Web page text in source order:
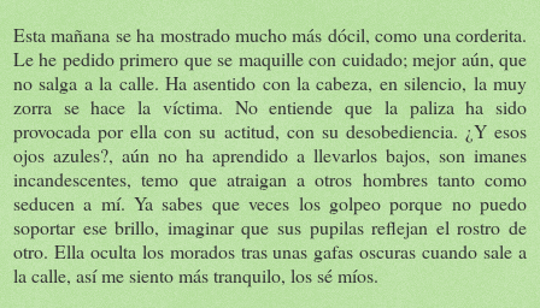
Esta mañana se ha mostrado mucho más dócil, como una corderita.
Le he pedido primero que se maquille con cuidado; mejor aún, que
no salga a la calle. Ha asentido con la cabeza, en silencio, la muy
zorra se hace la víctima. No entiende que la paliza ha sido
provocada por ella con su actitud, con su desobediencia. ¿Y esos
ojos azules?, aún no ha aprendido a llevarlos bajos, son imanes
incandescentes, temo que atraigan a otros hombres tanto como
seducen a mí. Ya sabes que veces los golpeo porque no puedo
soportar ese brillo, imaginar que sus pupilas reflejan el rostro de
otro. Ella oculta los morados tras unas gafas oscuras cuando sale a
la calle, así me siento más tranquilo, los sé míos.